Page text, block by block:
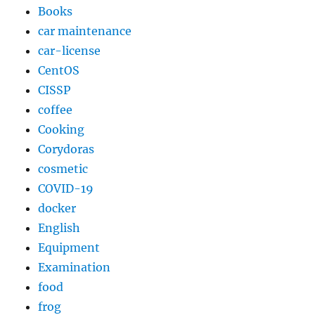
Books
car maintenance
car-license
CentOS
CISSP
coffee
Cooking
Corydoras
cosmetic
COVID-19
docker
English
Equipment
Examination
food
frog